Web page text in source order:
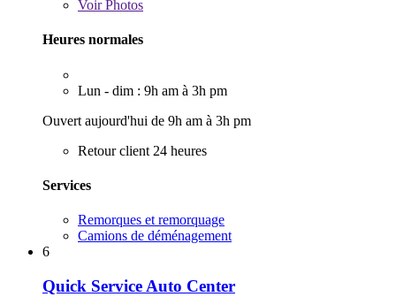
VoirPhotos
Heures normales
Lun - dim : 9h am à 3h pm
Ouvert aujourd'hui de 9h am à 3h pm
Retour client 24 heures
Services
Remorques et remorquage
Camions de déménagement
6
Quick Service Auto Center